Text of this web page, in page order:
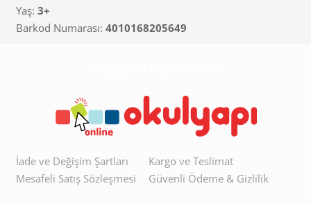
Yaş: 3+
Barkod Numarası: 4010168205649
İade ve Değişim Şartları
Mesafeli Satış Sözleşmesi
Kargo ve Teslimat
Güvenli Ödeme & Gizlilik